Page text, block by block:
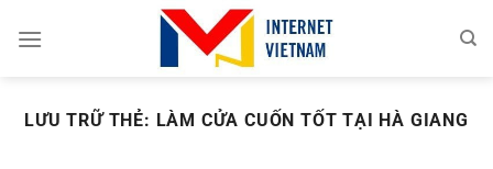
đến
LƯU TRỮ THẺ: LÀM CỬA CUỐN TỐT TẠI HÀ GIANG